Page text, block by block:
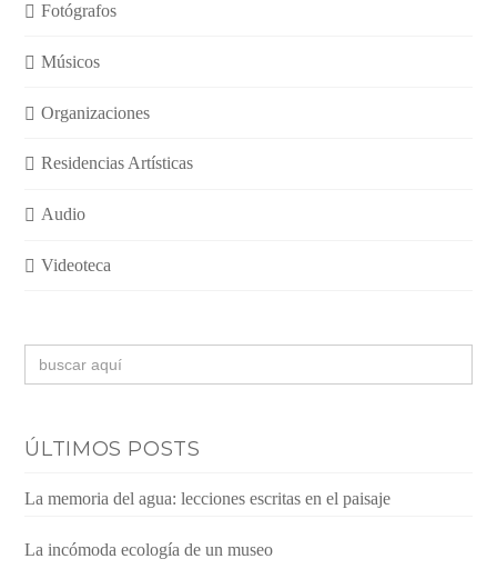
Fotógrafos
Músicos
Organizaciones
Residencias Artísticas
Audio
Videoteca
Buscar:
ÚLTIMOS POSTS
La memoria del agua: lecciones escritas en el paisaje
La incómoda ecología de un museo